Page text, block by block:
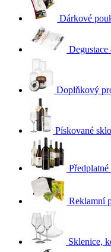
Dárkové
Doplňkový
Pískované sklo
Reklamní
Sklenice,